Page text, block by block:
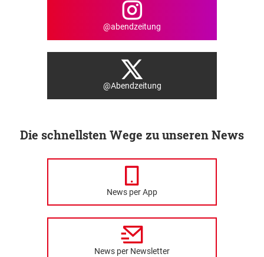
@abendzeitung
@Abendzeitung
Die schnellsten Wege zu unseren News
News per App
News per Newsletter